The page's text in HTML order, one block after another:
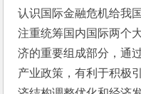
认识国际金融危机给我
注重统筹国内国际两个
济的重要组成部分，通
产业政策，有利于积极